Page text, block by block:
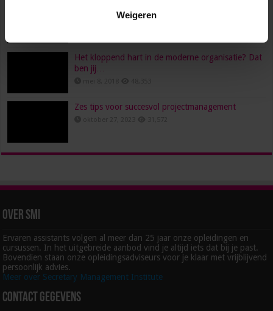
Weigeren
Het kloppend hart in de moderne organisatie? Dat
ben jij…
Zes tips voor succesvol projectmanagement
Over SMI
Ervaren assistants volgen al meer dan 25 jaar onze opleidingen en
cursussen. In het uitgebreide aanbod vind je altijd iets dat bij je past.
Bovendien staan onze opleidingsadviseurs voor je klaar met vrijblijvend
persoonlijk advies.
Meer over Secretary Management Institute
Contact gegevens